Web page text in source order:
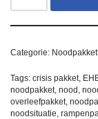
Categorie:
Tags: crisis pakket,
noodpakket, nood,
overleefpakket,
noodsituatie,